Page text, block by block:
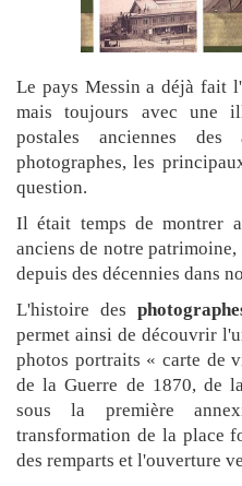
Le pays Messin a déjà fait
mais toujours avec une
postales anciennes
photographes, les
question.
Il était temps de montrer
anciens de notre
depuis des décennies dans
L'histoire des
permet ainsi de découvrir
photos portraits « carte de
de la Guerre de 1870, de
sous la première
transformation de la place
des remparts et l'ouverture